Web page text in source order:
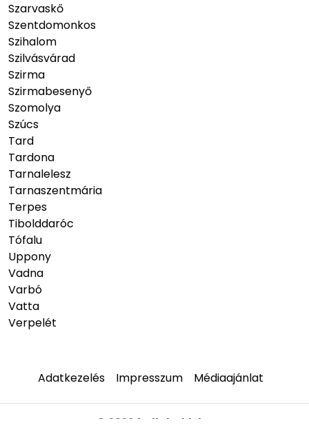
Szarvaskő
Szentdomonkos
Szihalom
Szilvásvárad
Szirma
Szirmabesenyő
Szomolya
Szúcs
Tard
Tardona
Tarnalelesz
Tarnaszentmária
Terpes
Tibolddaróc
Tófalu
Uppony
Vadna
Varbó
Vatta
Verpelét
Adatkezelés Impresszum Médiaajánlat
© 2026 hellobukk.hu